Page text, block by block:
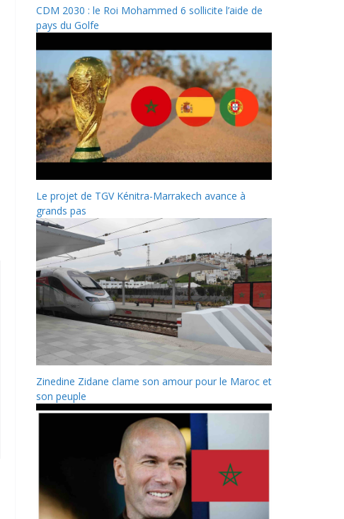
CDM 2030 : le Roi Mohammed 6 sollicite l’aide de
pays du Golfe
Le projet de TGV Kénitra-Marrakech avance à
grands pas
Zinedine Zidane clame son amour pour le Maroc et
son peuple